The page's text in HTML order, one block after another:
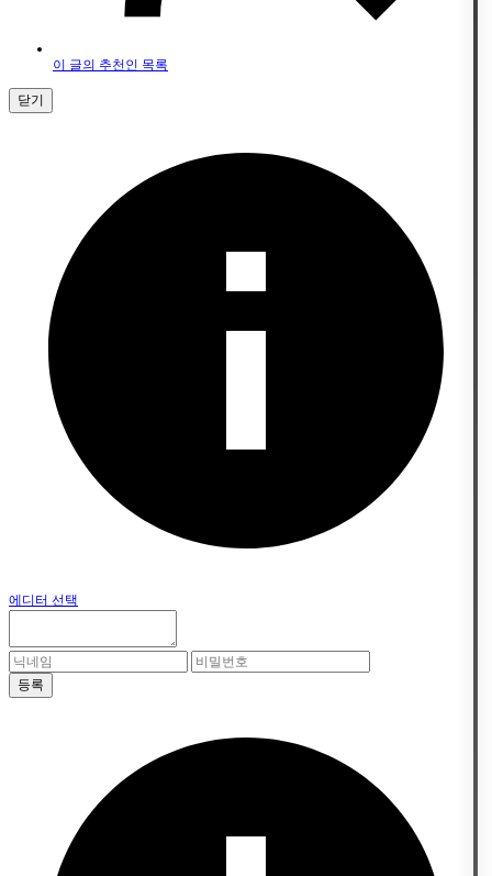
이 글의 추천인 목록
닫기
에디터 선택
등록